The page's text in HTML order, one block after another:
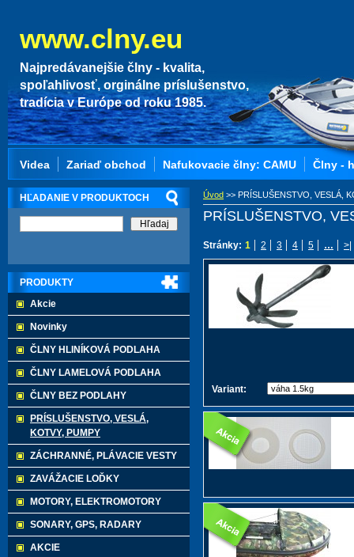
www.clny.eu
Najpredávanejšie člny - kvalita,
spoľahlivosť, orginálne príslušenstvo,
tradícia v Európe od roku 1985.
Úvod >> PRÍSLUŠENSTVO, VESLÁ,
PRÍSLUŠENSTVO,
Stránky: 1 2 3 4 5 … >|
Variant:
HĽADANIE V PRODUKTOCH
PRODUKTY
Akcie
Novinky
ČLNY HLINÍKOVÁ PODLAHA
ČLNY LAMELOVÁ PODLAHA
ČLNY BEZ PODLAHY
PRÍSLUŠENSTVO, VESLÁ,
KOTVY, PUMPY
ZÁCHRANNÉ, PLÁVACIE VESTY
ZAVÁŽACIE LOĎKY
MOTORY, ELEKTROMOTORY
SONARY, GPS, RADARY
AKCIE
Videa Zariaď obchod Nafukovacie člny: CAMU Člny -